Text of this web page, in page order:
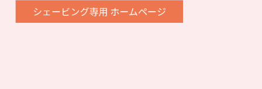
シェービング専用 ホームページ